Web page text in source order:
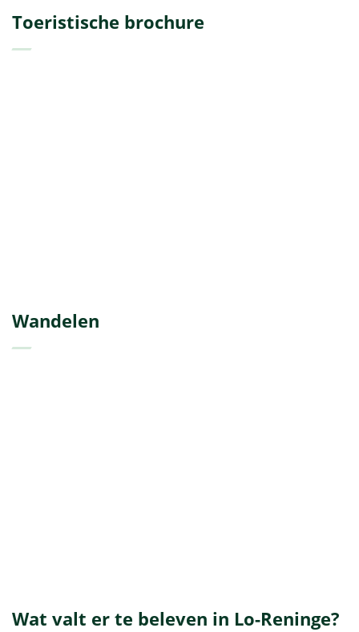
Toeristische brochure
Wandelen
Wat valt er te beleven in Lo-Reninge?